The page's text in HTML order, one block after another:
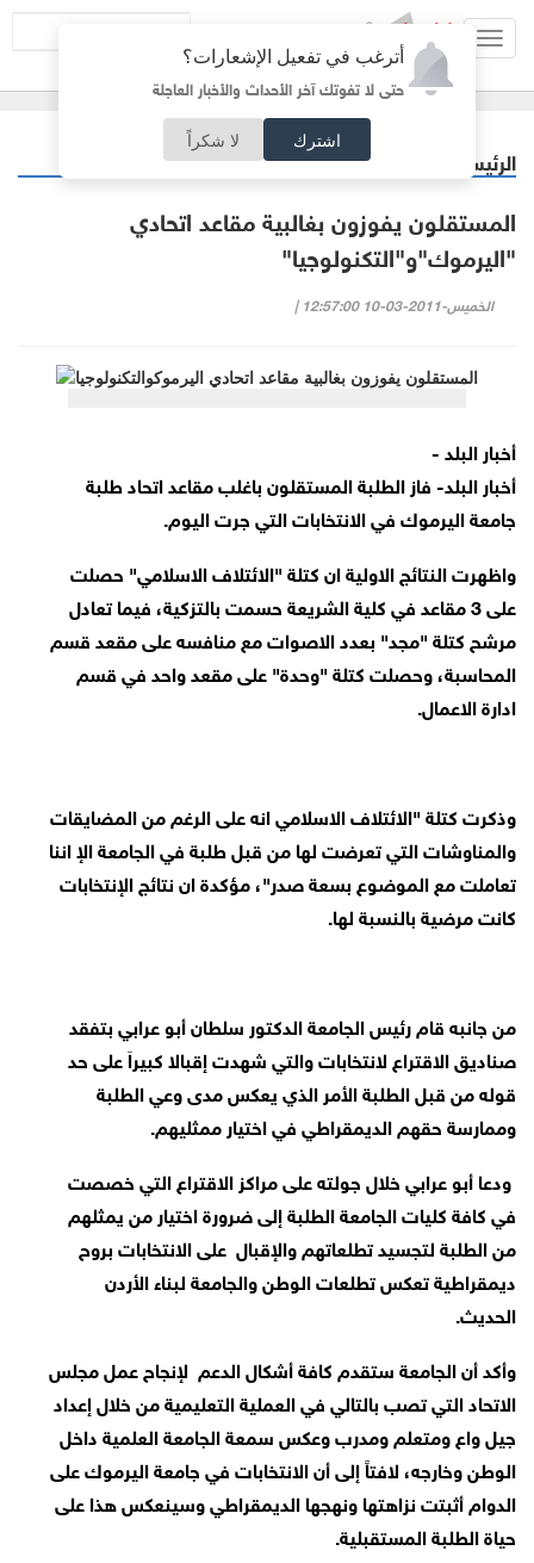
أترغب في تفعيل الإشعارات؟
حتى لا تفوتك آخر الأحداث والأخبار العاجلة
اشترك لا شكراً
الرئيسية
المستقلون يفوزون بغالبية مقاعد اتحادي
"اليرموك"و"التكنولوجيا"
الخميس-2011-03-10 12:57:00 |
أخبار البلد -
أخبار البلد- فاز الطلبة المستقلون باغلب مقاعد اتحاد طلبة
جامعة اليرموك في الانتخابات التي جرت اليوم.
واظهرت النتائج الاولية ان كتلة "الائتلاف الاسلامي" حصلت
على 3 مقاعد في كلية الشريعة حسمت بالتزكية، فيما تعادل
مرشح كتلة "مجد" بعدد الاصوات مع منافسه على مقعد قسم
المحاسبة، وحصلت كتلة "وحدة" على مقعد واحد في قسم
ادارة الاعمال.
وذكرت كتلة "الائتلاف الاسلامي انه على الرغم من المضايقات
والمناوشات التي تعرضت لها من قبل طلبة في الجامعة الإ اننا
تعاملت مع الموضوع بسعة صدر"، مؤكدة ان نتائج الإنتخابات
كانت مرضية بالنسبة لها.
من جانبه قام رئيس الجامعة الدكتور سلطان أبو عرابي بتفقد
صناديق الاقتراع لانتخابات والتي شهدت إقبالا كبيراَ على حد
قوله من قبل الطلبة الأمر الذي يعكس مدى وعي الطلبة
وممارسة حقهم الديمقراطي في اختيار ممثليهم.
ودعا أبو عرابي خلال جولته على مراكز الاقتراع التي خصصت
في كافة كليات الجامعة الطلبة إلى ضرورة اختيار من يمثلهم
من الطلبة لتجسيد تطلعاتهم والإقبال على الانتخابات بروح
ديمقراطية تعكس تطلعات الوطن والجامعة لبناء الأردن
الحديث.
وأكد أن الجامعة ستقدم كافة أشكال الدعم لإنجاح عمل مجلس
الاتحاد التي تصب بالتالي في العملية التعليمية من خلال إعداد
جيل واع ومتعلم ومدرب وعكس سمعة الجامعة العلمية داخل
الوطن وخارجه، لافتاً إلى أن الانتخابات في جامعة اليرموك على
الدوام أثبتت نزاهتها ونهجها الديمقراطي وسينعكس هذا على
حياة الطلبة المستقبلية.